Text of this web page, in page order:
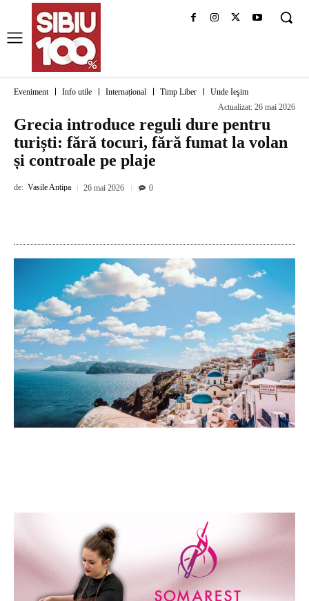
Eveniment Info utile Internațional Timp Liber
Unde Ieşim
Actualizat: 26 mai 2026
Grecia introduce reguli dure pentru
turiști: fără tocuri, fără fumat la volan
și controale pe plaje
de: Vasile Antipa 26 mai 2026 0